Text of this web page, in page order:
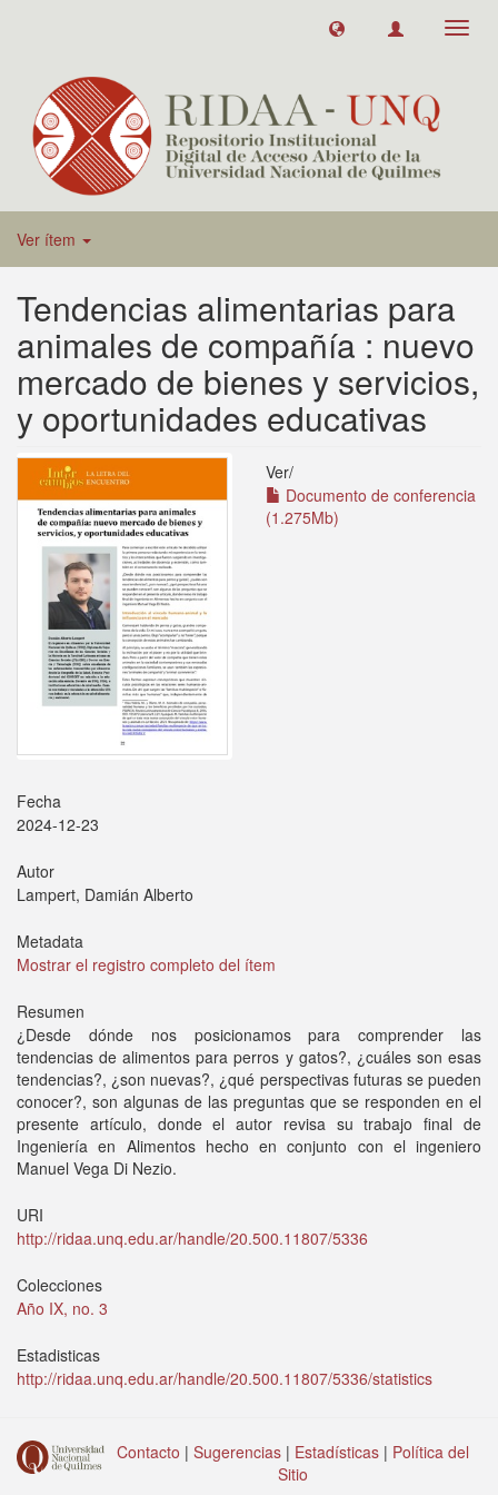
Ver ítem
Tendencias alimentarias para
animales de compañía : nuevo
mercado de bienes y servicios,
y oportunidades educativas
Ver/
Documento de conferencia
(1.275Mb)
Fecha
2024-12-23
Autor
Lampert, Damián Alberto
Metadata
Mostrar el registro completo del ítem
Resumen
¿Desde dónde nos posicionamos para comprender las
tendencias de alimentos para perros y gatos?, ¿cuáles son esas
tendencias?, ¿son nuevas?, ¿qué perspectivas futuras se pueden
conocer?, son algunas de las preguntas que se responden en el
presente artículo, donde el autor revisa su trabajo final de
Ingeniería en Alimentos hecho en conjunto con el ingeniero
Manuel Vega Di Nezio.
URI
http://ridaa.unq.edu.ar/handle/20.500.11807/5336
Colecciones
Año IX, no. 3
Estadisticas
http://ridaa.unq.edu.ar/handle/20.500.11807/5336/statistics
Contacto | Sugerencias | Estadísticas | Política del
Sitio